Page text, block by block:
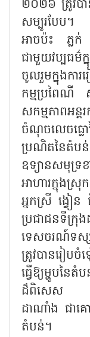
២០២៦ ត្រូវប
សម្បូរបែប។
អាចប៉ះ ភ្ល
ជាមួយវប្បធម៌
ចូលរួមក្នុងកា
កម្មប្រពៃណី
សកម្មភាពអន្ត
ចំណុចលេចធ្ល
ប្រណិតនៃតំប
ឧទ្យានសមុទ្
អាហារក្នុងស្
អ្នកស្រី ង្វៀន
ប្រជាជនទីក្
ទេសចរណ៍ទស្ស
ត្រូវបានរៀប
ធ្វើឱ្យម្ហូបន
ដ៏ពិសេស និ
ដាណាំង ជាគ
តំបន់។